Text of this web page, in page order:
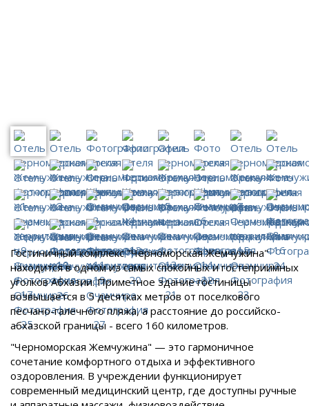
Гостиничный комплекс "Черноморская Жемчужина"
находится в одном из самых спокойных и гостеприимных
уголков Абхазии. Приметное здание гостиницы
возвышается в 5 десятках метров от поселкового
песчано-галечного пляжа, а расстояние до российско-
абхазской границы - всего 160 километров.
"Черноморская Жемчужина" — это гармоничное
сочетание комфортного отдыха и эффективного
оздоровления. В учреждении функционирует
современный медицинский центр, где доступны ручные